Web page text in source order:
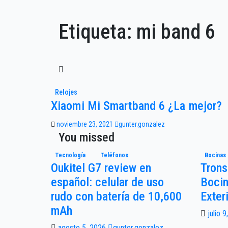
Etiqueta: mi band 6
Relojes
Xiaomi Mi Smartband 6 ¿La mejor?
noviembre 23, 2021 gunter.gonzalez
You missed
Tecnología Teléfonos
Oukitel G7 review en
español: celular de uso
rudo con batería de 10,600
mAh
Bocinas
julio